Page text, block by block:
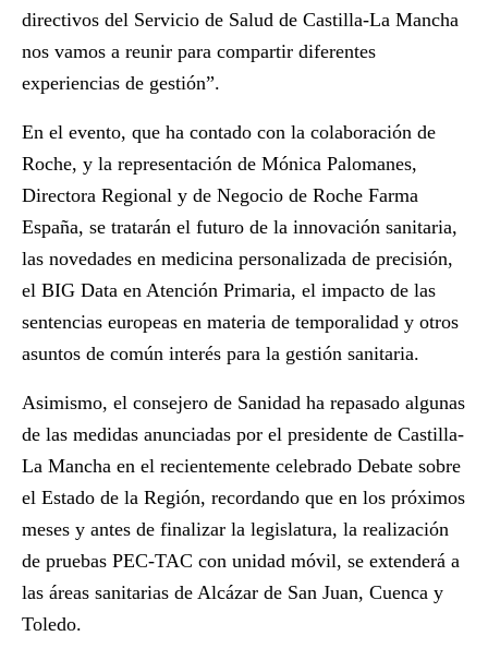
directivos del Servicio de Salud de Castilla-La Mancha
nos vamos a reunir para compartir diferentes
experiencias de gestión”.
En el evento, que ha contado con la colaboración de
Roche, y la representación de Mónica Palomanes,
Directora Regional y de Negocio de Roche Farma
España, se tratarán el futuro de la innovación sanitaria,
las novedades en medicina personalizada de precisión,
el BIG Data en Atención Primaria, el impacto de las
sentencias europeas en materia de temporalidad y otros
asuntos de común interés para la gestión sanitaria.
Asimismo, el consejero de Sanidad ha repasado algunas
de las medidas anunciadas por el presidente de Castilla-
La Mancha en el recientemente celebrado Debate sobre
el Estado de la Región, recordando que en los próximos
meses y antes de finalizar la legislatura, la realización
de pruebas PEC-TAC con unidad móvil, se extenderá a
las áreas sanitarias de Alcázar de San Juan, Cuenca y
Toledo.